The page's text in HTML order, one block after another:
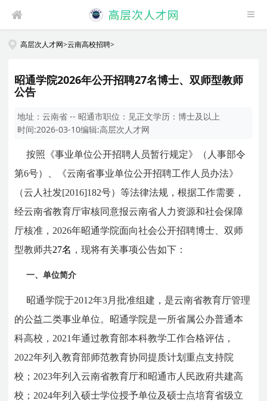
高层次人才网>云南高校招聘>
昭通学院2026年公开招聘27名博士、双师型教师
公告
地址：云南省 -- 昭通市职位： 见正文学历：博士及以上
时间:2026-03-10编辑:高层次人才网
按照《事业单位公开招聘人员暂行规定》（人事部令
第6号）、《云南省事业单位公开招聘工作人员办法》
（云人社发[2016]182号）等法律法规，根据工作需要，
经云南省教育厅审核同意报云南省人力资源和社会保障
厅核准，2026年昭通学院面向社会公开招聘博士、双师
型教师共27名 ，现将有关事项公告如下：
一、单位简介
昭通学院于2012年3月批准组建，是云南省教育厅管理
的公益二类事业单位。昭通学院是一所省属公办普通本
科高校，2021年通过教育部本科教学工作合格评估，
2022年列入教育部师范教育协同提质计划重点支持院
校；2023年列入云南省教育厅和昭通市人民政府共建高
校；2024年列入硕士学位授予单位及硕士点培育省级立